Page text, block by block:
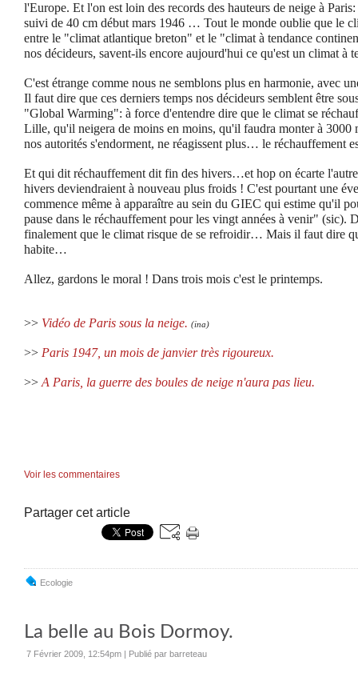
l'Europe. Et l'on est loin des records des hauteurs de neige à
suivi de 40 cm début mars 1946 … Tout le monde oublie que le
entre le "climat atlantique breton" et le "climat à tendance
nos décideurs, savent-ils encore aujourd'hui ce qu'est un climat à
C'est étrange comme nous ne semblons plus en harmonie, avec
Il faut dire que ces derniers temps nos décideurs semblent être
"Global Warming": à force d'entendre dire que le climat se
Lille, qu'il neigera de moins en moins, qu'il faudra monter à
nos autorités s'endorment, ne réagissent plus… le réchauffement
Et qui dit réchauffement dit fin des hivers…et hop on écarte
hivers deviendraient à nouveau plus froids ! C'est pourtant une
commence même à apparaître au sein du GIEC qui estime qu'il
pause dans le réchauffement pour les vingt années à venir" (sic).
finalement que le climat risque de se refroidir… Mais il faut dire
habite…
Allez, gardons le moral ! Dans trois mois c'est le printemps.
>> Vidéo de Paris sous la neige. (ina)
>> Paris 1947, un mois de janvier très rigoureux.
>> A Paris, la guerre des boules de neige n'aura pas lieu.
Voir les commentaires
Partager cet article
Ecologie
La belle au Bois Dormoy.
7 Février 2009, 12:54pm | Publié par barreteau